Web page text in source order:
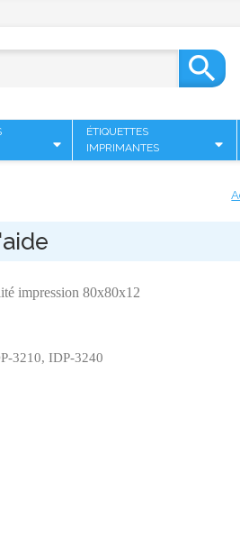

ÉTIQUETTES
IMPRIMANTES
impression 80x80x12
3210, IDP-3240